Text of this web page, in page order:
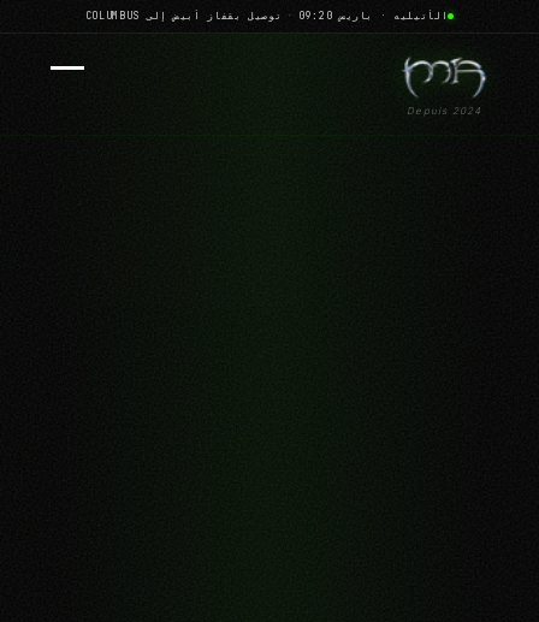
الأتيليه · باريس 09:20 · توصيل بقفاز أبيض إلى COLUMBUS
Depuis 2024